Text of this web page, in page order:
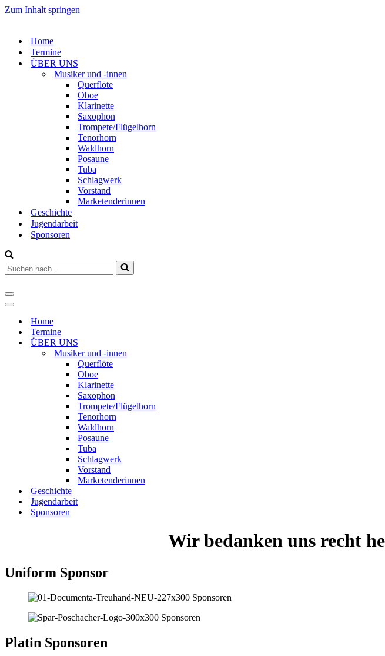
Zum Inhalt springen
Home
Termine
ÜBER UNS
Musiker und -innen
Querflöte
Oboe
Klarinette
Saxophon
Trompete/Flügelhorn
Tenorhorn
Waldhorn
Posaune
Tuba
Schlagwerk
Vorstand
Marketenderinnen
Geschichte
Jugendarbeit
Sponsoren
Suchen
nach …
Navigations-
Menü
Navigations-
Home
Termine
ÜBER UNS
Musiker und -innen
Querflöte
Oboe
Klarinette
Saxophon
Trompete/Flügelhorn
Tenorhorn
Waldhorn
Posaune
Tuba
Schlagwerk
Vorstand
Marketenderinnen
Geschichte
Jugendarbeit
Sponsoren
Wir bedanken uns recht
Uniform Sponsor
Platin Sponsoren